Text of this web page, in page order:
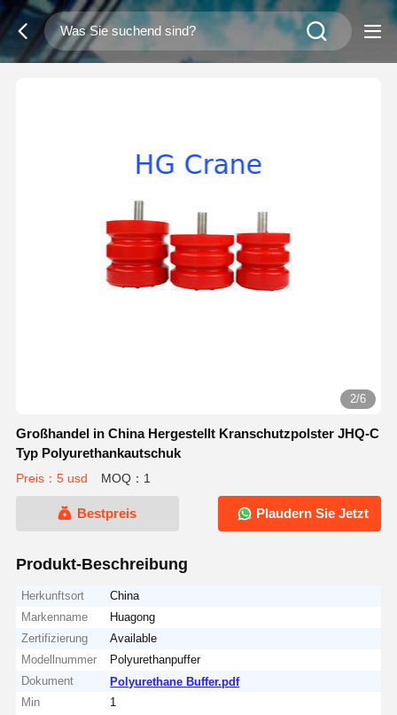
2/6
Großhandel in China Hergestellt Kranschutzpolster JHQ-C
Typ Polyurethankautschuk
Preis：5 usd MOQ：1
Bestpreis Plaudern Sie Jetzt
Produkt-Beschreibung
Herkunftsort
China
Markenname
Huagong
Zertifizierung
Available
Modellnummer
Polyurethanpuffer
Dokument
Polyurethane Buffer.pdf
Min
1